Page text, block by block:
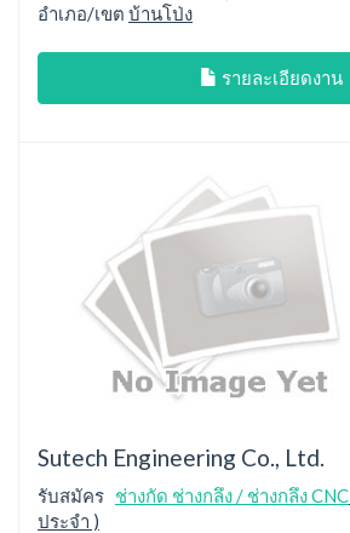
อำเภอ/เขต บ้านโป่ง
รายละเอียดงาน
Sutech Engineering Co., Ltd.
รับสมัคร ช่างกัด ช่างกลึง / ช่างกลึง CNC
ประจำ )